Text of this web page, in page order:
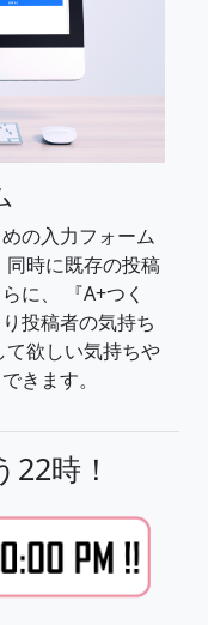
の入力フォーム
時に既存の投稿
に、 『A+つく
投稿者の気持ち
て欲しい気持ちや
きます。
時！